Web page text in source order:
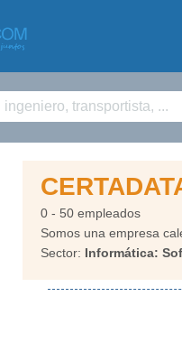
0 - 50 empleados
Somos una empresa
Sector: Informática: